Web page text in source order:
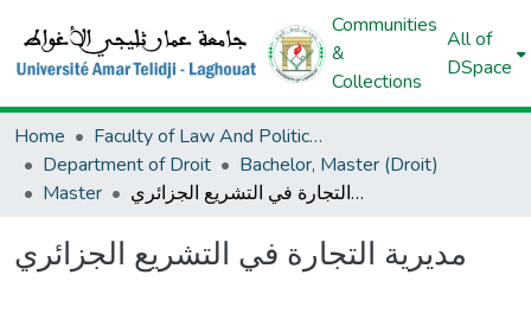
Communities
&
Collections
All of
DSpace
Home
Faculty of Law And Political Science
Department of Droit
Bachelor, Master (Droit)
Master
مديرية التجارة في التشريع الجزائري
مديرية التجارة في التشريع الجزائري